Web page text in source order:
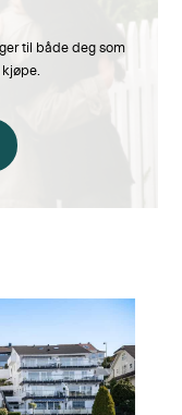
til både deg som
kjøpe.